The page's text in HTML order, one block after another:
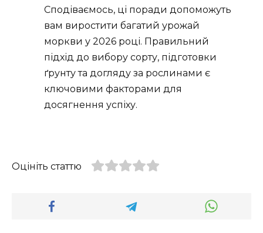
Сподіваємось, ці поради допоможуть
вам виростити багатий урожай
моркви у 2026 році. Правильний
підхід до вибору сорту, підготовки
ґрунту та догляду за рослинами є
ключовими факторами для
досягнення успіху.
Оцініть статтю